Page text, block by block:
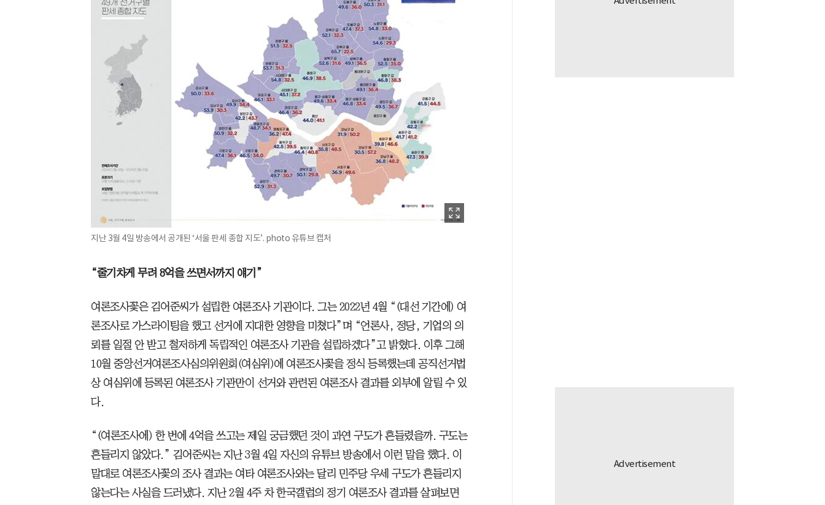
지난 3월 4일 방송에서 공개된 ‘서울 판세 종합 지도’. photo 유튜브 캡처
“줄기차게 무려 8억을 쓰면서까지 얘기”
여론조사꽃은 김어준씨가 설립한 여론조사 기관이다. 그는 2022년 4월 “(대선 기간에) 여
론조사로 가스라이팅을 했고 선거에 지대한 영향을 미쳤다”며 “언론사, 정당, 기업의 의
뢰를 일절 안 받고 철저하게 독립적인 여론조사 기관을 설립하겠다”고 밝혔다. 이후 그해
10월 중앙선거여론조사심의위원회(여심위)에 여론조사꽃을 정식 등록했는데 공직선거법
상 여심위에 등록된 여론조사 기관만이 선거와 관련된 여론조사 결과를 외부에 알릴 수 있
다.
“(여론조사에) 한 번에 4억을 쓰고는 제일 궁금했던 것이 과연 구도가 흔들렸을까. 구도는
흔들리지 않았다.” 김어준씨는 지난 3월 4일 자신의 유튜브 방송에서 이런 말을 했다. 이
말대로 여론조사꽃의 조사 결과는 여타 여론조사와는 달리 민주당 우세 구도가 흔들리지
않는다는 사실을 드러냈다. 지난 2월 4주 차 한국갤럽의 정기 여론조사 결과를 살펴보면